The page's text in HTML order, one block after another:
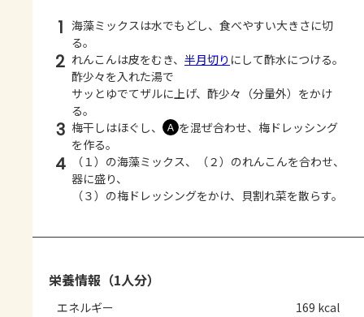
1 海藻ミックスは水でもどし、食べやすい大きさに切
る。
2 れんこんは皮をむき、 半月切り にして酢水につける。
酢少々を入れた湯で
サッとゆでてザルに上げ、酢少々（分量外）をかけ
る。
3 梅干しはほぐし、 Ａ を混ぜ合わせ、梅ドレッシング
を作る。
4
（１）の海藻ミックス、（２）のれんこんを合わせ、
器に盛り、
（３）の梅ドレッシングをかけ、貝割れ菜を散らす。
栄養情報（1人分）
エネルギー 169 kcal